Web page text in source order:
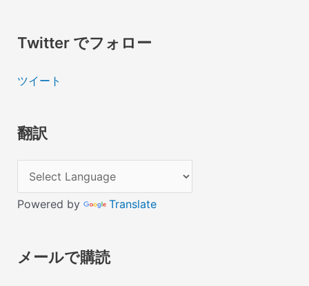
Twitter でフォロー
ツイート
翻訳
Powered by Translate
メールで購読